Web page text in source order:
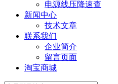
电源线压降速查
新闻中心
技术文章
联系我们
企业简介
留言页面
淘宝商城